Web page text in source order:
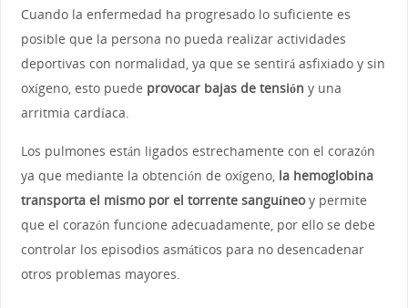
Cuando la enfermedad ha progresado lo suficiente es
posible que la persona no pueda realizar actividades
deportivas con normalidad, ya que se sentirá asfixiado y sin
oxígeno, esto puede provocar bajas de tensión y una
arritmia cardíaca.
Los pulmones están ligados estrechamente con el corazón
ya que mediante la obtención de oxígeno, la hemoglobina
transporta el mismo por el torrente sanguíneoy permite
que el corazón funcione adecuadamente, por ello se debe
controlar los episodios asmáticos para no desencadenar
otros problemas mayores.